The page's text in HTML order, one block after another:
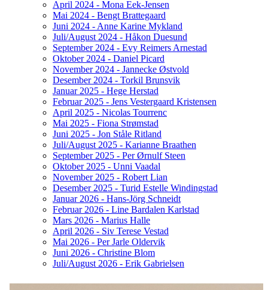
April 2024 - Mona Eek-Jensen
Mai 2024 - Bengt Brattegaard
Juni 2024 - Anne Karine Mykland
Juli/August 2024 - Håkon Duesund
September 2024 - Evy Reimers Arnestad
Oktober 2024 - Daniel Picard
November 2024 - Jannecke Østvold
Desember 2024 - Torkil Brunsvik
Januar 2025 - Hege Herstad
Februar 2025 - Jens Vestergaard Kristensen
April 2025 - Nicolas Tourrenc
Mai 2025 - Fiona Strømstad
Juni 2025 - Jon Ståle Ritland
Juli/August 2025 - Karianne Braathen
September 2025 - Per Ørnulf Steen
Oktober 2025 - Unni Vaadal
November 2025 - Robert Lian
Desember 2025 - Turid Estelle Windingstad
Januar 2026 - Hans-Jörg Schneidt
Februar 2026 - Line Bardalen Karlstad
Mars 2026 - Marius Halle
April 2026 - Siv Terese Vestad
Mai 2026 - Per Jarle Oldervik
Juni 2026 - Christine Blom
Juli/August 2026 - Erik Gabrielsen